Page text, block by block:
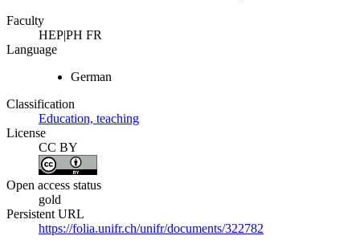
Faculty
HEP|PH FR
Language
German
Classification
Education, teaching
License
CC BY
Open access status
gold
Persistent URL
https://folia.unifr.ch/unifr/documents/322782